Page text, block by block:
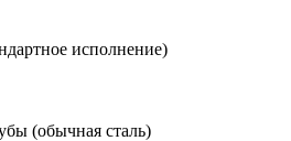
исполнение)
(обычная сталь)